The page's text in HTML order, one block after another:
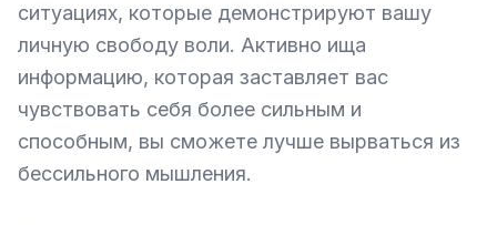
ситуациях, которые демонстрируют вашу
личную свободу воли. Активно ища
информацию, которая заставляет вас
чувствовать себя более сильным и
способным, вы сможете лучше вырваться из
бессильного мышления.